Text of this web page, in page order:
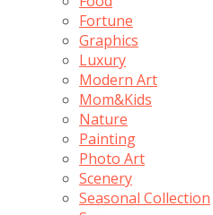
Fortune
Graphics
Luxury
Modern Art
Mom&Kids
Nature
Painting
Photo Art
Scenery
Seasonal Collection